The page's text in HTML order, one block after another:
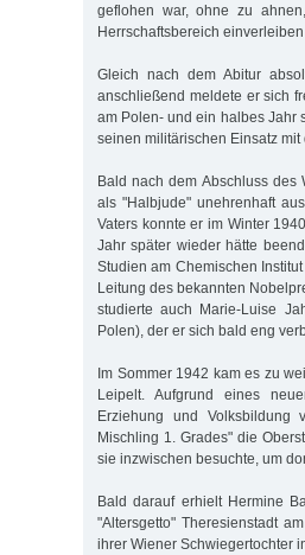
geflohen war, ohne zu
Herrschaftsbereich einverleiben
Gleich nach dem Abitur
anschließend meldete er sich
am Polen- und ein halbes Jahr
seinen militärischen Einsatz mit
Bald nach dem Abschluss des
als "Halbjude" unehrenhaft
Vaters konnte er im Winter
Jahr später wieder hätte
Studien am Chemischen
Leitung des bekannten
studierte auch Marie-Luise
Polen), der er sich bald eng
Im Sommer 1942 kam es zu
Leipelt. Aufgrund eines
Erziehung und
Mischling 1. Grades" die
sie inzwischen besuchte, um
Bald darauf erhielt Hermine
"Altersgetto" Theresienstadt
ihrer Wiener Schwiegertochter